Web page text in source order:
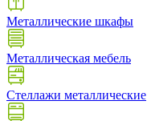
Металлические шкафы
Металлическая мебель
Стеллажи металлические